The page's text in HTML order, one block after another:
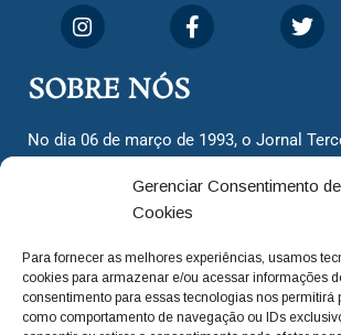
Gerenciar Consentimento de
Cookies
Para fornecer as melhores experiências, usamos
cookies para armazenar e/ou acessar informações
consentimento para essas tecnologias nos permitirá
como comportamento de navegação ou IDs
SOBRE NÓS
No dia 06 de março de 1993, o Jornal
cidadãos valinhenses, já que naquela
dois jornais. Há mais de 30 anos, o jornal
com o foco de trazer as melhores
deixamos de lado as necessidades do
questionando os órgãos públicos em